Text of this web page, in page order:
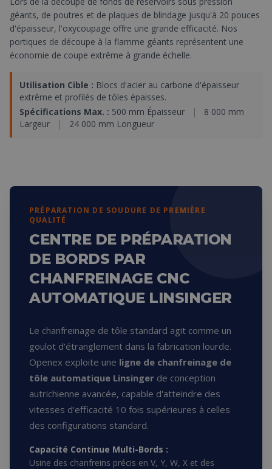
géants, de poutres et de plaques de blindage jusqu'à 20 pouces
d'épaisseur, l'oxycoupage offre une grande efficacité. Nos
portiques de découpe à la flamme géants représentent une
économie de coupe extrême à grande échelle.
Utilisation Cible : Blocs d'acier au carbone d'épaisseur
extrême et profilés de tôles épaisses.
Spécifications Max. : 500 mm Épaisseur |
8 000 mm
Largeur
| 24 000 mm Longueur
PRÉPARATION DE SOUDURE DE PREMIÈRE
QUALITÉ
CENTRE DE PRÉPARATION
DE BORDS PAR
CHANFREINAGE CNC
AUTOMATIQUE LINSINGER
Le chanfreinage de tôle standard agit comme un
goulot d'étranglement dans la fabrication lourde.
Openex exploite une ligne de chanfreinage de
tôle automatique Linsinger de conception
autrichienne avancée, capable d'atteindre des
vitesses d'efficacité 10 fois supérieures à celles
des configurations standard.
Capacité Continue Multi-Bords :
Usine des chanfreins précis en V, Y, W, X et des